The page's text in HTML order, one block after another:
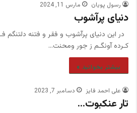
رسول پویان مارس 11, 2024
دنیای پرآشوب
در این دنیای پرآشوب و فقر و فتنه دلتنگم
کـرده آونگـم ز جور ومحنت…
بیشتر بخوانید »
علی احمد فایز دسامبر 7, 2023
تار عنکبوت…